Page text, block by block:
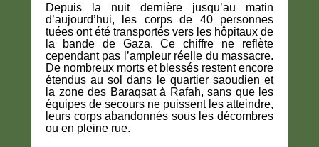
Depuis la nuit dernière jusqu’au matin
d’aujourd’hui, les corps de 40 personnes
tuées ont été transportés vers les hôpitaux de
la bande de Gaza. Ce chiffre ne reflète
cependant pas l’ampleur réelle du massacre.
De nombreux morts et blessés restent encore
étendus au sol dans le quartier saoudien et
la zone des Baraqsat à Rafah, sans que les
équipes de secours ne puissent les atteindre,
leurs corps abandonnés sous les décombres
ou en pleine rue.